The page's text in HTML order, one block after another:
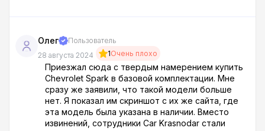
Олег
Пользователь
28 августа 2024
1Очень плохо
Приезжал сюда с твердым намерением купить
Chevrolet Spark в базовой комплектации. Мне
сразу же заявили, что такой модели больше
нет. Я показал им скриншот с их же сайта, где
эта модель была указана в наличии. Вместо
извинений, сотрудники Car Krasnodar стали